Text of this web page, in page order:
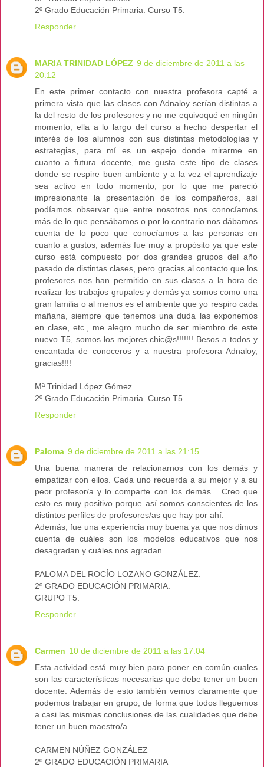
2º Grado Educación Primaria. Curso T5.
Responder
MARIA TRINIDAD LÓPEZ 9 de diciembre de 2011 a las
20:12
En este primer contacto con nuestra profesora capté a
primera vista que las clases con Adnaloy serían distintas a
la del resto de los profesores y no me equivoqué en ningún
momento, ella a lo largo del curso a hecho despertar el
interés de los alumnos con sus distintas metodologías y
estrategias, para mí es un espejo donde mirarme en
cuanto a futura docente, me gusta este tipo de clases
donde se respire buen ambiente y a la vez el aprendizaje
sea activo en todo momento, por lo que me pareció
impresionante la presentación de los compañeros, así
podíamos observar que entre nosotros nos conocíamos
más de lo que pensábamos o por lo contrario nos dábamos
cuenta de lo poco que conocíamos a las personas en
cuanto a gustos, además fue muy a propósito ya que este
curso está compuesto por dos grandes grupos del año
pasado de distintas clases, pero gracias al contacto que los
profesores nos han permitido en sus clases a la hora de
realizar los trabajos grupales y demás ya somos como una
gran familia o al menos es el ambiente que yo respiro cada
mañana, siempre que tenemos una duda las exponemos
en clase, etc., me alegro mucho de ser miembro de este
nuevo T5, somos los mejores chic@s!!!!!!! Besos a todos y
encantada de conoceros y a nuestra profesora Adnaloy,
gracias!!!!
Mª Trinidad López Gómez .
2º Grado Educación Primaria. Curso T5.
Responder
Paloma 9 de diciembre de 2011 a las 21:15
Una buena manera de relacionarnos con los demás y
empatizar con ellos. Cada uno recuerda a su mejor y a su
peor profesor/a y lo comparte con los demás... Creo que
esto es muy positivo porque así somos conscientes de los
distintos perfiles de profesores/as que hay por ahí.
Además, fue una experiencia muy buena ya que nos dimos
cuenta de cuáles son los modelos educativos que nos
desagradan y cuáles nos agradan.
PALOMA DEL ROCÍO LOZANO GONZÁLEZ.
2º GRADO EDUCACIÓN PRIMARIA.
GRUPO T5.
Responder
Carmen 10 de diciembre de 2011 a las 17:04
Esta actividad está muy bien para poner en común cuales
son las características necesarias que debe tener un buen
docente. Además de esto también vemos claramente que
podemos trabajar en grupo, de forma que todos lleguemos
a casi las mismas conclusiones de las cualidades que debe
tener un buen maestro/a.
CARMEN NÚÑEZ GONZÁLEZ
2º GRADO EDUCACIÓN PRIMARIA